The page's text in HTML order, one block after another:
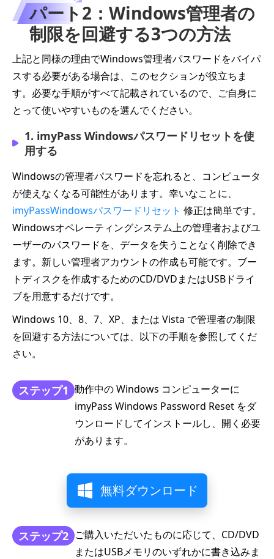
パート2：Windows管理者の
制限を回避する3つの方法
上記と同様の理由でWindows管理者パスワードをバイパ
スする必要がある場合は、このセクションが役立ちま
す。必要な手順がすべて記載されているので、ご自身に
とって使いやすいものを選んでください。
1. imyPass Windowsパスワードリセットを使
用する
Windowsの管理者パスワードを忘れると、コンピュータ
が使えなくなる可能性があります。幸いなことに、
imyPassWindowsパスワードリセット 修正は簡単です。
Windowsオペレーティングシステム上の管理者およびユ
ーザーのパスワードを、データを失うことなく削除でき
ます。新しい管理者アカウントの作成も可能です。ブー
トディスクを作成するためのCD/DVDまたはUSBドライ
ブを用意するだけです。
Windows 10、8、7、XP、または Vista で管理者の制限
を回避する方法については、以下の手順を参照してくだ
さい。
ステップ1 動作中の Windows コンピューターに
imyPass Windows Password Reset をダ
ウンロードしてインストールし、開く必要
があります。
無料ダウンロード
ステップ2 ご購入いただいたものに応じて、CD/DVD
またはUSBメモリのいずれかに書き込みま